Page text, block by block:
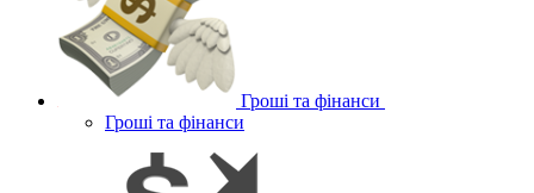
Гроші та фінанси
Гроші та фінанси